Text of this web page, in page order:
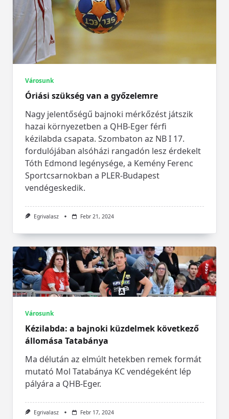
Városunk
Óriási szükség van a győzelemre
Nagy jelentőségű bajnoki mérkőzést játszik
hazai környezetben a QHB-Eger férfi
kézilabda csapata. Szombaton az NB I 17.
fordulójában alsóházi rangadón lesz érdekelt
Tóth Edmond legénysége, a Kemény Ferenc
Sportcsarnokban a PLER-Budapest
vendégeskedik.
Egrivalasz Febr 21, 2024
Városunk
Kézilabda: a bajnoki küzdelmek következő
állomása Tatabánya
Ma délután az elmúlt hetekben remek formát
mutató Mol Tatabánya KC vendégeként lép
pályára a QHB-Eger.
Egrivalasz Febr 17, 2024